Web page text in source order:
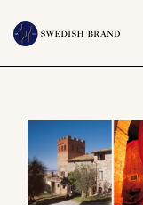
RESTAURANG
PRODUCENTER